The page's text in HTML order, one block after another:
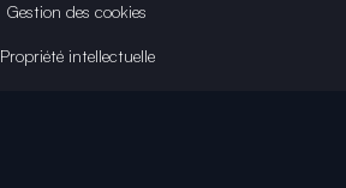
Gestion des cookies
Propriété intellectuelle